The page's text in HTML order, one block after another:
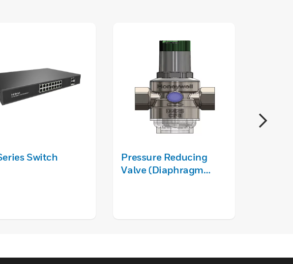
Switch
Pressure Reducing
Valve (Diaphragm